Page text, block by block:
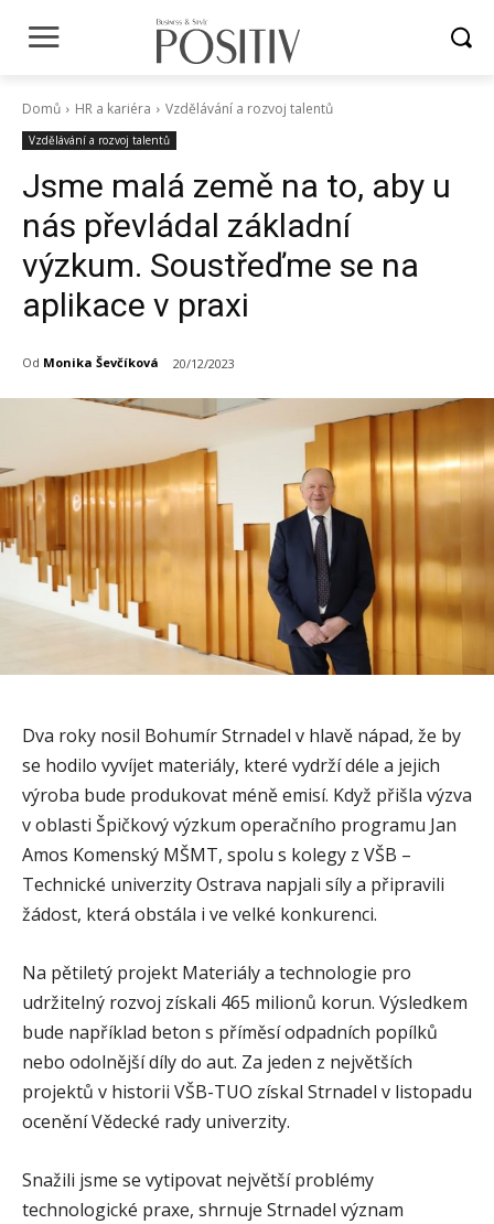
Domů HR a kariéra Vzdělávání a rozvoj talentů
Vzdělávání a rozvoj talentů
Jsme malá země na to, aby u
nás převládal základní
výzkum. Soustřeďme se na
aplikace v praxi
Od Monika Ševčíková 20/12/2023
Dva roky nosil Bohumír Strnadel v hlavě nápad, že by
se hodilo vyvíjet materiály, které vydrží déle a jejich
výroba bude produkovat méně emisí. Když přišla výzva
v oblasti Špičkový výzkum operačního programu Jan
Amos Komenský MŠMT, spolu s kolegy z VŠB –
Technické univerzity Ostrava napjali síly a připravili
žádost, která obstála i ve velké konkurenci.
Na pětiletý projekt Materiály a technologie pro
udržitelný rozvoj získali 465 milionů korun. Výsledkem
bude například beton s příměsí odpadních popílků
nebo odolnější díly do aut. Za jeden z největších
projektů v historii VŠB-TUO získal Strnadel v listopadu
ocenění Vědecké rady univerzity.
Snažili jsme se vytipovat největší problémy
technologické praxe, shrnuje Strnadel význam